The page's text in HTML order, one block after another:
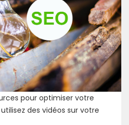
pour optimiser votre
des vidéos sur votre